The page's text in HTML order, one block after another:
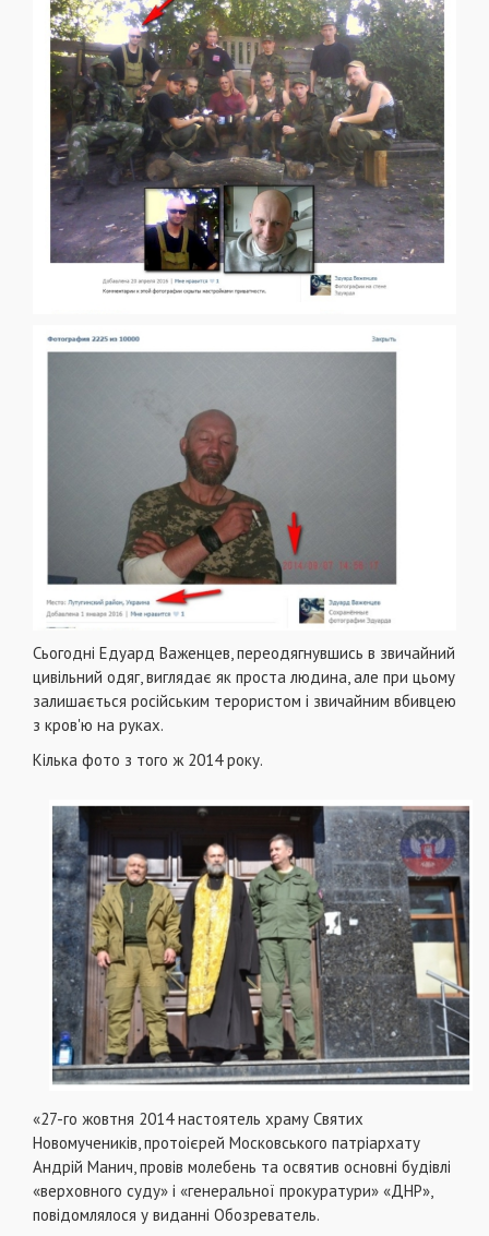
Сьогодні Едуард Важенцев, переодягнувшись в звичайний
цивільний одяг, виглядає як проста людина, але при цьому
залишається російським терористом і звичайним вбивцею
з кров'ю на руках.
Кілька фото з того ж 2014 року.
«27-го жовтня 2014 настоятель храму Святих
Новомучеників, протоієрей Московського патріархату
Андрій Манич, провів молебень та освятив основні будівлі
«верховного суду» і «генеральної прокуратури» «ДНР»,
повідомлялося у виданні Обозреватель.